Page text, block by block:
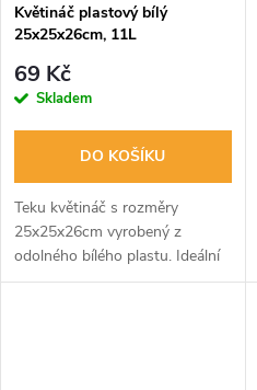
Květináč plastový bílý
25x25x26cm, 11L
69 Kč
Skladem
DO KOŠÍKU
Teku květináč s rozměry
25x25x26cm vyrobený z
odolného bílého plastu. Ideální
pro květiny.